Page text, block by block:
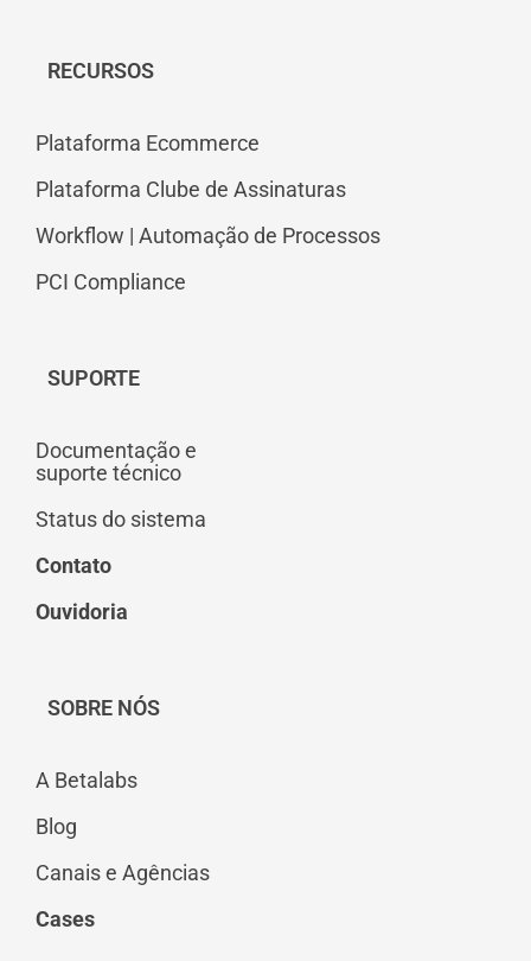
RECURSOS
Plataforma Ecommerce
Plataforma Clube de Assinaturas
Workflow | Automação de Processos
PCI Compliance
SUPORTE
Documentação e
suporte técnico
Status do sistema
Contato
Ouvidoria
SOBRE NÓS
A Betalabs
Blog
Canais e Agências
Cases